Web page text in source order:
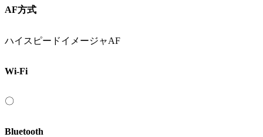
AF方式
ハイスピードイメージャAF
Wi-Fi
〇
Bluetooth